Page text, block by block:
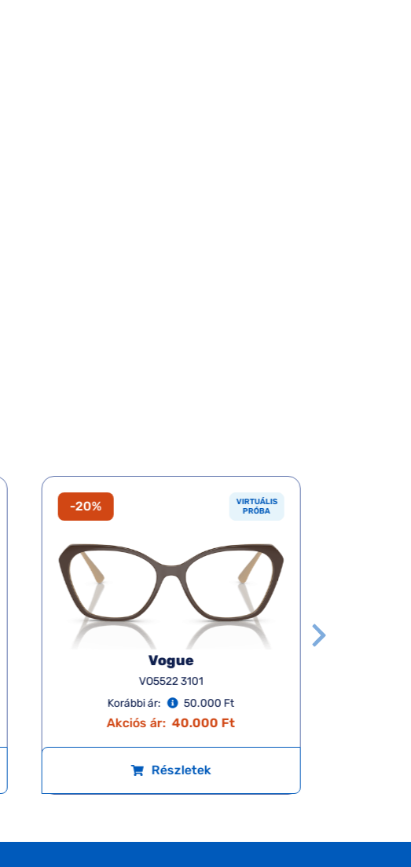
-20%
VIRTUÁLIS
PRÓBA
Vogue
VO5522 3101
Korábbi ár:
50.000 Ft
Akciós ár: 40.000 Ft
Részletek